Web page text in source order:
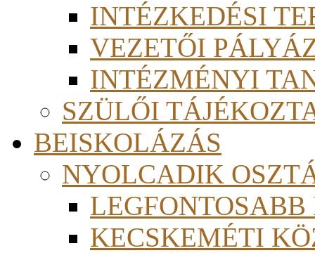
INTÉZKEDÉSI
VEZETŐI
INTÉZMÉNYI
SZÜLŐI
BEISKOLÁZÁS
NYOLCADIK
KECSKEMÉTI